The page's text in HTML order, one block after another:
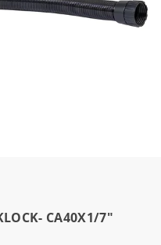
CA40X1/7"